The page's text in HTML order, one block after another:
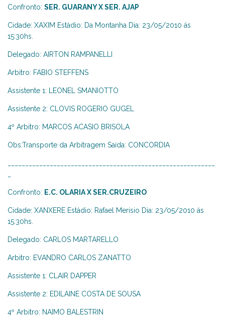
Confronto: SER. GUARANY X SER. AJAP
Cidade: XAXIM Estádio: Da Montanha Dia: 23/05/2010 ás
15:30hs.
Delegado: AIRTON RAMPANELLI
Arbitro: FABIO STEFFENS
Assistente 1: LEONEL SMANIOTTO
Assistente 2: CLOVIS ROGERIO GUGEL
4º Arbitro: MARCOS ACASIO BRISOLA
Obs:Transporte da Arbitragem Saída: CONCORDIA
Confronto: E.C. OLARIA X SER.CRUZEIRO
Cidade: XANXERE Estádio: Rafael Merisio Dia: 23/05/2010 ás
15:30hs.
Delegado: CARLOS MARTARELLO
Arbitro: EVANDRO CARLOS ZANATTO
Assistente 1: CLAIR DAPPER
Assistente 2: EDILAINE COSTA DE SOUSA
4º Arbitro: NAIMO BALESTRIN